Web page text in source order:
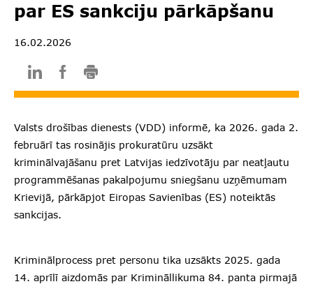
par ES sankciju pārkāpšanu
16.02.2026
Valsts drošības dienests (VDD) informē, ka 2026. gada 2.
februārī tas rosinājis prokuratūru uzsākt
kriminālvajāšanu pret Latvijas iedzīvotāju par neatļautu
programmēšanas pakalpojumu sniegšanu uzņēmumam
Krievijā, pārkāpjot Eiropas Savienības (ES) noteiktās
sankcijas.
Kriminālprocess pret personu tika uzsākts 2025. gada
14. aprīlī aizdomās par Krimināllikuma 84. panta pirmajā